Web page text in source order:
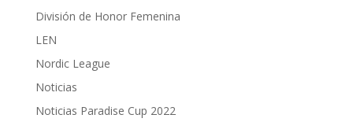
División de Honor Femenina
LEN
Nordic League
Noticias
Noticias Paradise Cup 2022